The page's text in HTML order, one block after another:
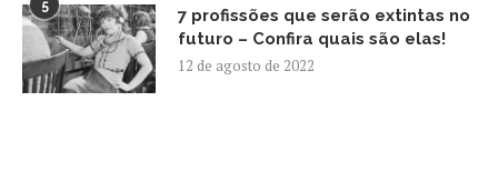
5
7 profissões que serão extintas no
futuro – Confira quais são elas!
12 de agosto de 2022